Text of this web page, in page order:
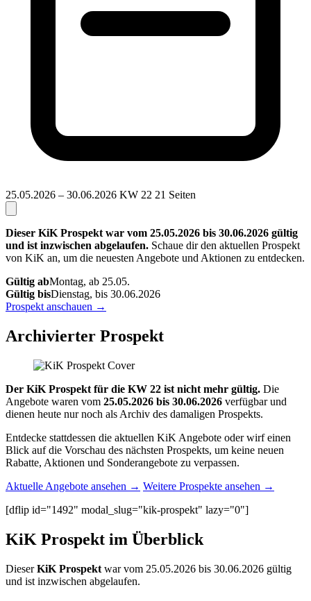
25.05.2026 – 30.06.2026 KW 22 21 Seiten
Dieser KiK Prospekt war vom 25.05.2026 bis 30.06.2026 gültig
und ist inzwischen abgelaufen. Schaue dir den aktuellen Prospekt
von KiK an, um die neuesten Angebote und Aktionen zu entdecken.
Gültig abMontag, ab 25.05.
Gültig bisDienstag, bis 30.06.2026
Prospekt anschauen →
Archivierter Prospekt
Der KiK Prospekt für die KW 22 ist nicht mehr gültig. Die
Angebote waren vom 25.05.2026 bis 30.06.2026 verfügbar und
dienen heute nur noch als Archiv des damaligen Prospekts.
Entdecke stattdessen die aktuellen KiK Angebote oder wirf einen
Blick auf die Vorschau des nächsten Prospekts, um keine neuen
Rabatte, Aktionen und Sonderangebote zu verpassen.
Aktuelle Angebote ansehen → Weitere Prospekte ansehen →
[dflip id="1492" modal_slug="kik-prospekt" lazy="0"]
KiK Prospekt im Überblick
DieserKiK Prospekt war vom 25.05.2026 bis 30.06.2026 gültig
und ist inzwischen abgelaufen.